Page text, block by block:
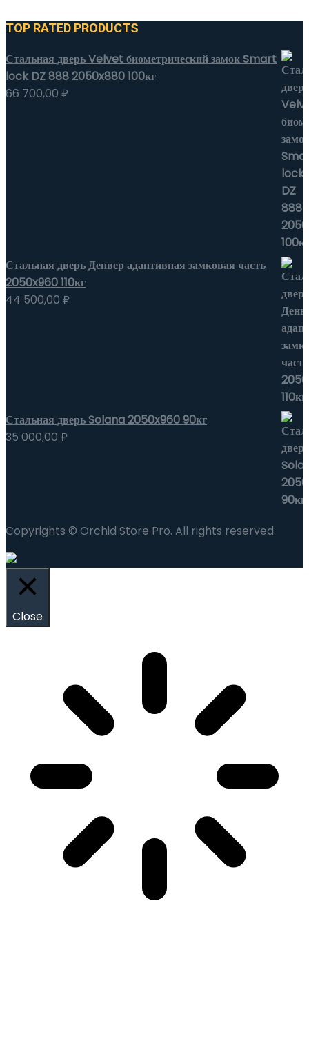
TOP RATED PRODUCTS
Стальная дверь Velvet биометрический замок Smart
lock DZ 888 2050x880 100кг
66 700,00 ₽
Стальная дверь Денвер адаптивная замковая часть
2050x960 110кг
44 500,00 ₽
Стальная дверь Solana 2050x960 90кг
35 000,00 ₽
Copyrights © Orchid Store Pro. All rights reserved
Close